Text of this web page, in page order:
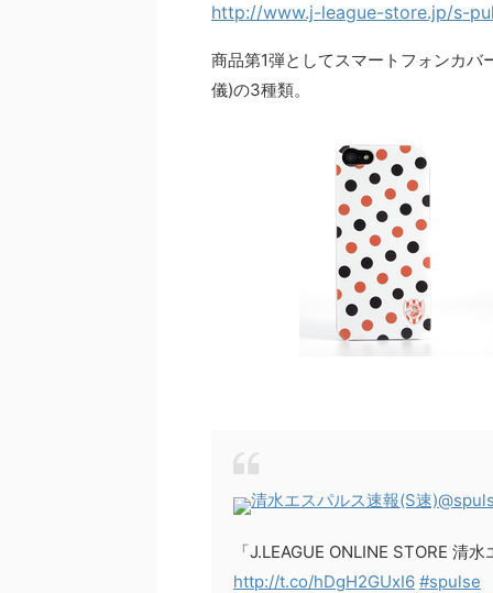
http://www.j-league-store.jp/s-
商品第1弾としてスマートフォンカ
儀)の3種類。
清水エスパルス速報(S速)
「J.LEAGUE ONLINE STORE 清
http://t.co/hDgH2GUxI6 #spulse